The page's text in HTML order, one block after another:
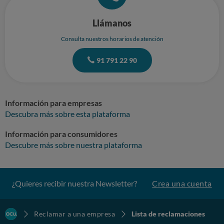
Llámanos
Consulta nuestros horarios de atención
91 791 22 90
Información para empresas
Descubra más sobre esta plataforma
Información para consumidores
Descubre más sobre nuestra plataforma
¿Quieres recibir nuestra Newsletter? Crea una cuenta
Reclamar a una empresa
Lista de reclamaciones